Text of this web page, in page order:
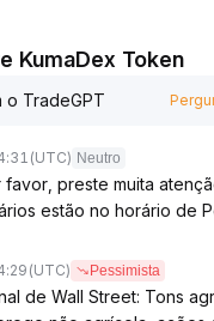
KumaDex Token
o TradeGPT
(UTC) Neutro
favor, preste muita
estão no horário de
(UTC) Pessimista
de Wall Street: Tons